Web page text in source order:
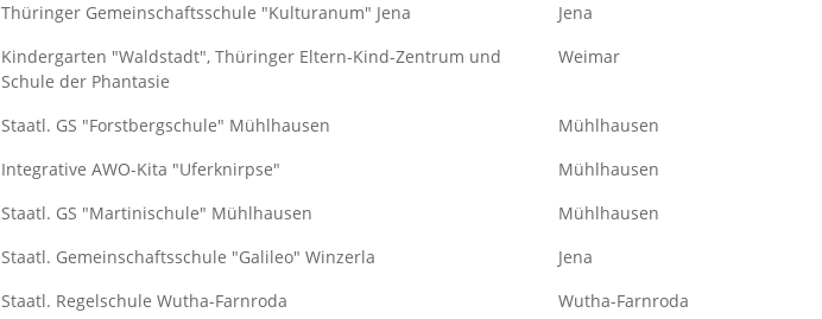
Thüringer Gemeinschaftsschule "Kulturanum" Jena
Jena
Kindergarten "Waldstadt", Thüringer Eltern-Kind-Zentrum und
Schule der Phantasie
Weimar
Staatl. GS "Forstbergschule" Mühlhausen
Mühlhausen
Integrative AWO-Kita "Uferknirpse"
Mühlhausen
Staatl. GS "Martinischule" Mühlhausen
Mühlhausen
Staatl. Gemeinschaftsschule "Galileo" Winzerla
Jena
Staatl. Regelschule Wutha-Farnroda
Wutha-Farnroda